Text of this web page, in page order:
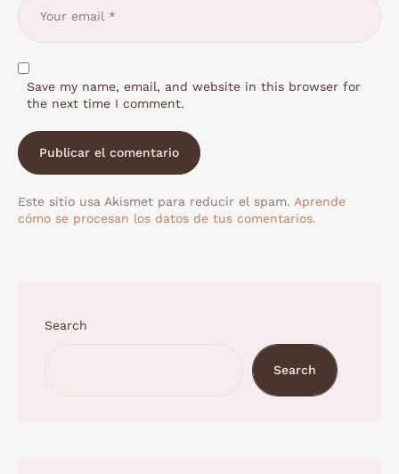
Save my name, email, and website in this browser for
the next time I comment.
Este sitio usa Akismet para reducir el spam. Aprende
cómo se procesan los datos de tus comentarios.
Search
Search